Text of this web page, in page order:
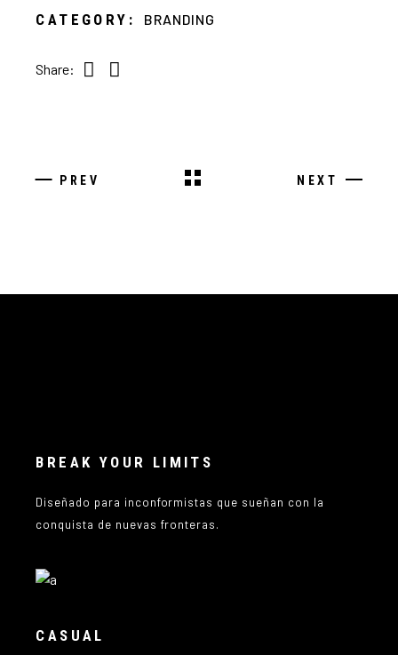
CATEGORY: BRANDING
Share:
PREV NEXT
BREAK YOUR LIMITS
Diseñado para inconformistas que sueñan con la
conquista de nuevas fronteras.
CASUAL